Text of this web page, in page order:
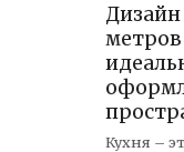
Кухня –